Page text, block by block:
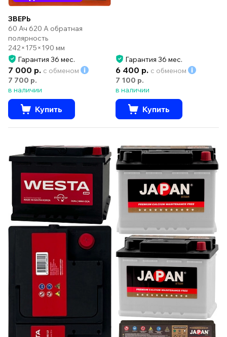
ЗВЕРЬ
60 Ач 620 А обратная
полярность
242×175×190 мм
Гарантия 36 мес.
7 000 р. с обменом
7 700 р.
в наличии
Купить
Гарантия 36 мес.
6 400 р. с обменом
7 100 р.
в наличии
Купить